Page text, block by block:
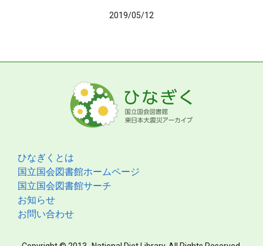
2019/05/12
ひなぎくとは
国立国会図書館ホームページ
国立国会図書館サーチ
お知らせ
お問い合わせ